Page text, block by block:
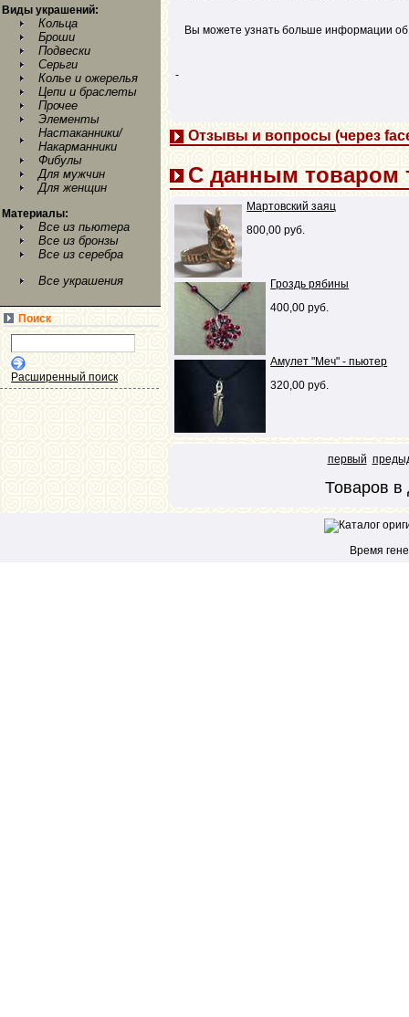
Вы можете узнать больше информации
-
Отзывы и вопросы (через
С данным товаром
Мартовский заяц
800,00 руб.
Гроздь рябины
400,00 руб.
Амулет "Меч" - пьютер
320,00 руб.
первый
Товаров в
Виды украшений:
Кольца
Броши
Подвески
Серьги
Колье и ожерелья
Цепи и браслеты
Прочее
Элементы
Настаканники/
Накарманники
Фибулы
Для мужчин
Для женщин
Материалы:
Все из пьютера
Все из бронзы
Все из серебра
Все украшения
Поиск
Расширенный поиск
Время